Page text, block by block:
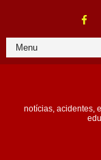
notícias, acidentes,